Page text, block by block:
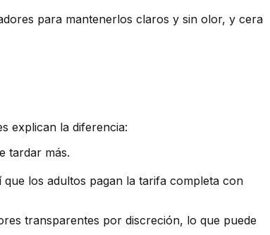
para mantenerlos claros y sin olor, y cera
explican la diferencia:
tardar más.
los adultos pagan la tarifa completa con
transparentes por discreción, lo que puede